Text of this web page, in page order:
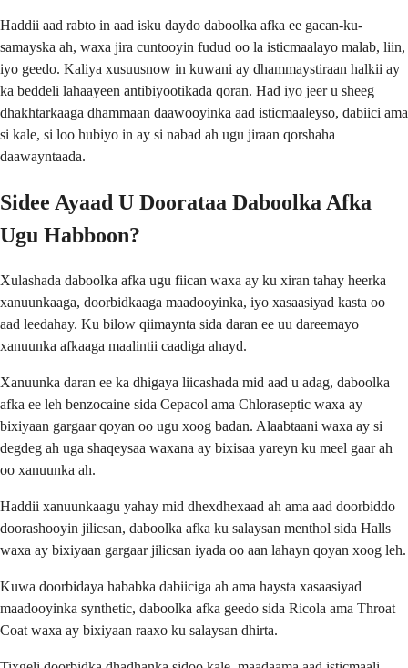
Haddii aad rabto in aad isku daydo daboolka afka ee gacan-ku-
samayska ah, waxa jira cuntooyin fudud oo la isticmaalayo malab, liin,
iyo geedo. Kaliya xusuusnow in kuwani ay dhammaystiraan halkii ay
ka beddeli lahaayeen antibiyootikada qoran. Had iyo jeer u sheeg
dhakhtarkaaga dhammaan daawooyinka aad isticmaaleyso, dabiici ama
si kale, si loo hubiyo in ay si nabad ah ugu jiraan qorshaha
daawayntaada.
Sidee Ayaad U Doorataa Daboolka Afka
Ugu Habboon?
Xulashada daboolka afka ugu fiican waxa ay ku xiran tahay heerka
xanuunkaaga, doorbidkaaga maadooyinka, iyo xasaasiyad kasta oo
aad leedahay. Ku bilow qiimaynta sida daran ee uu dareemayo
xanuunka afkaaga maalintii caadiga ahayd.
Xanuunka daran ee ka dhigaya liicashada mid aad u adag, daboolka
afka ee leh benzocaine sida Cepacol ama Chloraseptic waxa ay
bixiyaan gargaar qoyan oo ugu xoog badan. Alaabtaani waxa ay si
degdeg ah uga shaqeysaa waxana ay bixisaa yareyn ku meel gaar ah
oo xanuunka ah.
Haddii xanuunkaagu yahay mid dhexdhexaad ah ama aad doorbiddo
doorashooyin jilicsan, daboolka afka ku salaysan menthol sida Halls
waxa ay bixiyaan gargaar jilicsan iyada oo aan lahayn qoyan xoog leh.
Kuwa doorbidaya hababka dabiiciga ah ama haysta xasaasiyad
maadooyinka synthetic, daboolka afka geedo sida Ricola ama Throat
Coat waxa ay bixiyaan raaxo ku salaysan dhirta.